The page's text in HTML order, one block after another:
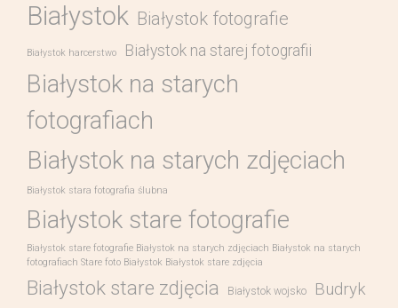
Białystok Białystok fotografie
Białystok harcerstwo Białystok na starej fotografii
Białystok na starych
fotografiach
Białystok na starych zdjęciach
Białystok stara fotografia ślubna
Białystok stare fotografie
Białystok stare fotografie Białystok na starych zdjęciach Białystok na starych
fotografiach Stare foto Białystok Białystok stare zdjęcia
Białystok stare zdjęcia Białystok wojsko Budryk